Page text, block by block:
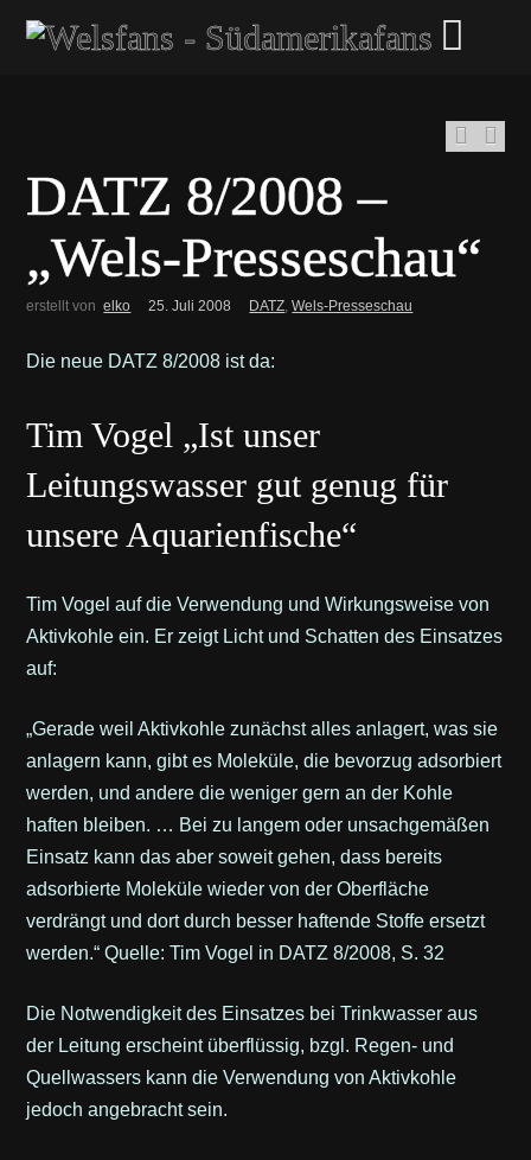
DATZ 8/2008 –
„Wels-Presseschau“
erstellt von elko 25. Juli 2008 DATZ,Wels-Presseschau
Die neue DATZ 8/2008 ist da:
Tim Vogel „Ist unser
Leitungswasser gut genug für
unsere Aquarienfische“
Tim Vogel auf die Verwendung und Wirkungsweise von
Aktivkohle ein. Er zeigt Licht und Schatten des Einsatzes
auf:
„Gerade weil Aktivkohle zunächst alles anlagert, was sie
anlagern kann, gibt es Moleküle, die bevorzug adsorbiert
werden, und andere die weniger gern an der Kohle
haften bleiben. … Bei zu langem oder unsachgemäßen
Einsatz kann das aber soweit gehen, dass bereits
adsorbierte Moleküle wieder von der Oberfläche
verdrängt und dort durch besser haftende Stoffe ersetzt
werden.“ Quelle: Tim Vogel in DATZ 8/2008, S. 32
Die Notwendigkeit des Einsatzes bei Trinkwasser aus
der Leitung erscheint überflüssig, bzgl. Regen- und
Quellwassers kann die Verwendung von Aktivkohle
jedoch angebracht sein.